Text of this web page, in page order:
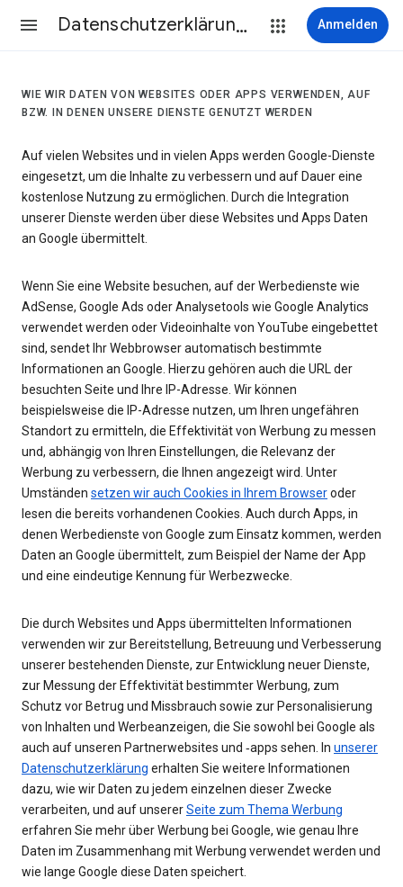
Datenschutzerklärung & Nutzungsbedingungen Anmelden
WIE WIR DATEN VON WEBSITES ODER APPS VERWENDEN, AUF
BZW. IN DENEN UNSERE DIENSTE GENUTZT WERDEN
Auf vielen Websites und in vielen Apps werden Google-Dienste
eingesetzt, um die Inhalte zu verbessern und auf Dauer eine
kostenlose Nutzung zu ermöglichen. Durch die Integration
unserer Dienste werden über diese Websites und Apps Daten
an Google übermittelt.
Wenn Sie eine Website besuchen, auf der Werbedienste wie
AdSense, Google Ads oder Analysetools wie Google Analytics
verwendet werden oder Videoinhalte von YouTube eingebettet
sind, sendet Ihr Webbrowser automatisch bestimmte
Informationen an Google. Hierzu gehören auch die URL der
besuchten Seite und Ihre IP-Adresse. Wir können
beispielsweise die IP-Adresse nutzen, um Ihren ungefähren
Standort zu ermitteln, die Effektivität von Werbung zu messen
und, abhängig von Ihren Einstellungen, die Relevanz der
Werbung zu verbessern, die Ihnen angezeigt wird. Unter
Umständen setzen wir auch Cookies in Ihrem Browseroder
lesen die bereits vorhandenen Cookies. Auch durch Apps, in
denen Werbedienste von Google zum Einsatz kommen, werden
Daten an Google übermittelt, zum Beispiel der Name der App
und eine eindeutige Kennung für Werbezwecke.
Die durch Websites und Apps übermittelten Informationen
verwenden wir zur Bereitstellung, Betreuung und Verbesserung
unserer bestehenden Dienste, zur Entwicklung neuer Dienste,
zur Messung der Effektivität bestimmter Werbung, zum
Schutz vor Betrug und Missbrauch sowie zur Personalisierung
von Inhalten und Werbeanzeigen, die Sie sowohl bei Google als
auch auf unseren Partnerwebsites und ‑apps sehen. In unserer
Datenschutzerklärung erhalten Sie weitere Informationen
dazu, wie wir Daten zu jedem einzelnen dieser Zwecke
verarbeiten, und auf unsererSeite zum Thema Werbung
erfahren Sie mehr über Werbung bei Google, wie genau Ihre
Daten im Zusammenhang mit Werbung verwendet werden und
wie lange Google diese Daten speichert.